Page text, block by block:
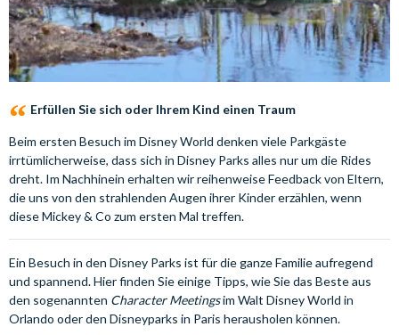
Erfüllen Sie sich oder Ihrem Kind einen Traum
Beim ersten Besuch im Disney World denken viele Parkgäste
irrtümlicherweise, dass sich in Disney Parks alles nur um die Rides
dreht. Im Nachhinein erhalten wir reihenweise Feedback von Eltern,
die uns von den strahlenden Augen ihrer Kinder erzählen, wenn
diese Mickey & Co zum ersten Mal treffen.
Ein Besuch in den Disney Parks ist für die ganze Familie aufregend
und spannend. Hier finden Sie einige Tipps, wie Sie das Beste aus
den sogenannten Character Meetingsim Walt Disney World in
Orlando oder den Disneyparks in Paris herausholen können.